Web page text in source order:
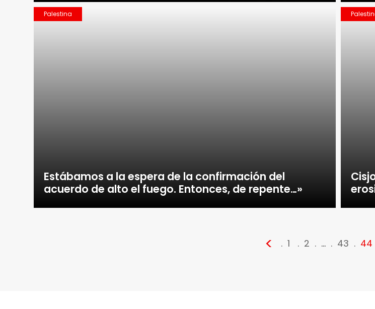
Palestina
Estábamos a la espera de la confirmación del
acuerdo de alto el fuego. Entonces, de repente…»
< 1 2 … 43 44